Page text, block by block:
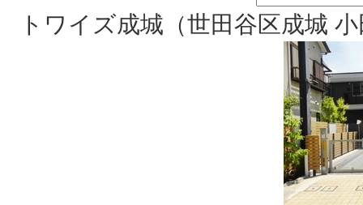
トワイズ成城（世田谷区成城